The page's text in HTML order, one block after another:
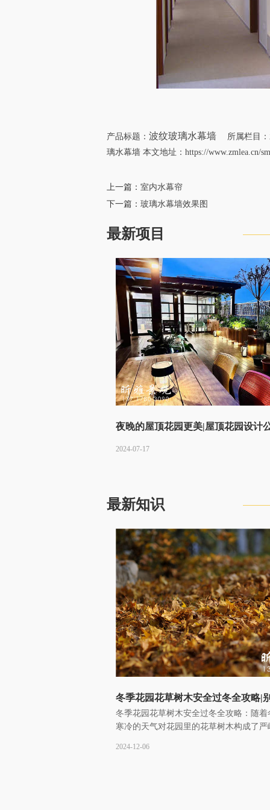
产品标题：波纹玻璃水幕墙 所属栏目：
璃水幕墙 本文地址：https://www.zmlea.cn/
上一篇：室内水幕帘
下一篇：玻璃水幕墙效果图
最新项目
夜晚的屋顶花园更美|屋顶花园设计
2024-07-17
最新知识
冬季花园花草树木安全过冬全攻略：随
寒冷的天气对花园里的花草树木构成了
2024-12-06